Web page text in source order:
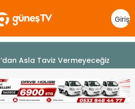
Giriş
Yap
SONSUZA DEK YAŞAYACAK”